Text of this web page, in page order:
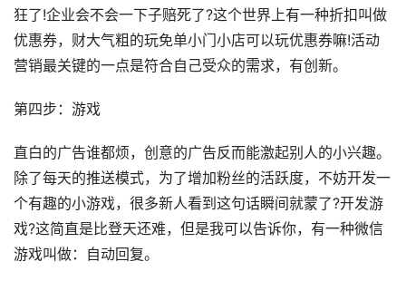
狂了!企业会不会一下子赔死了?这个世界上有一种折扣叫做
优惠券，财大气粗的玩免单小门小店可以玩优惠券嘛!活动
营销最关键的一点是符合自己受众的需求，有创新。
第四步：游戏
直白的广告谁都烦，创意的广告反而能激起别人的小兴趣。
除了每天的推送模式，为了增加粉丝的活跃度，不妨开发一
个有趣的小游戏，很多新人看到这句话瞬间就蒙了?开发游
戏?这简直是比登天还难，但是我可以告诉你，有一种微信
游戏叫做：自动回复。